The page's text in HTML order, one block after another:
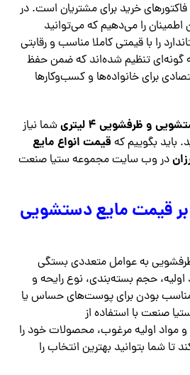
خرید برای مشتریان است. در
را می‌دهیم که می‌توانید
را با قیمتی کاملا مناسب و رقابتی
گونه‌ای تنظیم شده‌اند که ضمن حفظ
برای خانواده‌ها و کسب‌وکارها
و ظرفشویی ۴ لیتری
شما نیاز
باید بگوییم که قیمت انواع مایع
در وب سایت مجموعه ستیا صنعت
بر قیمت مایع دستشویی
به عوامل متعددی بستگی
اولیه، حجم بسته‌بندی، نوع رایحه و
بودن برای پوست‌های حساس یا
صنعت با استفاده از
و مواد اولیه مرغوب، محصولات خود را
تا شما بتوانید بهترین انتخاب را